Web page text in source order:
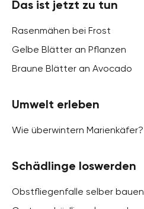
Das ist jetzt zu tun
Rasenmähen bei Frost
Gelbe Blätter an Pflanzen
Braune Blätter an Avocado
Umwelt erleben
Wie überwintern Marienkäfer?
Schädlinge loswerden
Obstfliegenfalle selber bauen